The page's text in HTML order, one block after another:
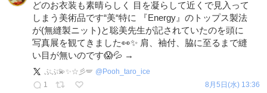
どのお衣装も素晴らしく 目を凝らして近くで見入って
しまう美術品です“美“特に 『Energy』のトップス製法
が(無縫製ニット)と聡美先生が記されていたのを頭に
写真展を観てきました👀✨ 肩、袖付、脇に至るまで縫
い目が無いのです😱💦 →
ぷぷ💫✨☆彡🪽 @ Pooh_taro_ice
1
8月5日(水) 13:36